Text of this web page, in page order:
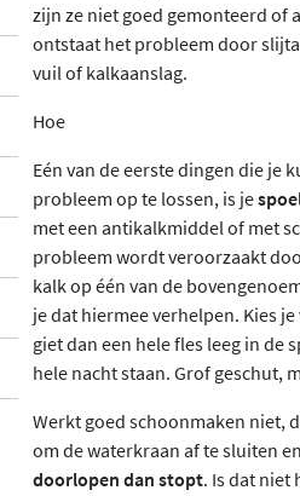
zijn ze niet goed gemonteerd of
ontstaat het probleem door
vuil of kalkaanslag.
Hoe
Eén van de eerste dingen die je
probleem op te lossen, is je
met een antikalkmiddel of met
probleem wordt veroorzaakt
kalk op één van de
je dat hiermee verhelpen. Kies
giet dan een hele fles leeg in de
hele nacht staan. Grof geschut,
Werkt goed schoonmaken niet,
om de waterkraan af te sluiten
doorlopen dan stopt. Is dat niet